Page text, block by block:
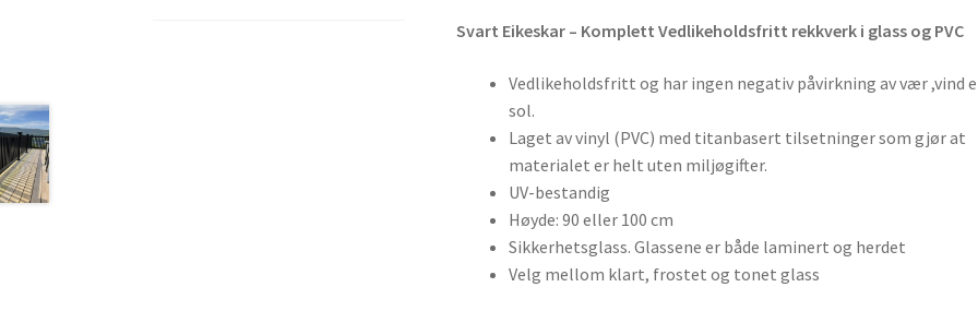
Svart Eikeskar – Komplett Vedlikeholdsfritt rekkverk i glass og PVC
Vedlikeholdsfritt og har ingen negativ påvirkning av vær ,vind
sol.
Laget av vinyl (PVC) med titanbasert tilsetninger som gjør at
materialet er helt uten miljøgifter.
UV-bestandig
Høyde: 90 eller 100 cm
Sikkerhetsglass. Glassene er både laminert og herdet
Velg mellom klart, frostet og tonet glass